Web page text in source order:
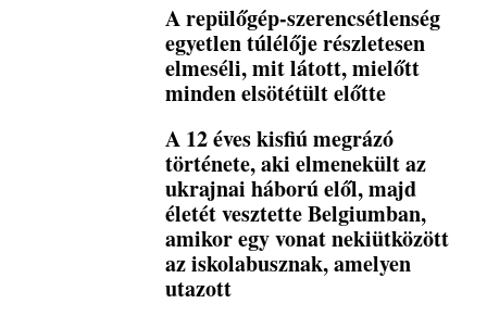
A repülőgép-szerencsétlenség
egyetlen túlélője részletesen
elmeséli, mit látott, mielőtt
minden elsötétült előtte
A 12 éves kisfiú megrázó
története, aki elmenekült az
ukrajnai háború elől, majd
életét vesztette Belgiumban,
amikor egy vonat nekiütközött
az iskolabusznak, amelyen
utazott